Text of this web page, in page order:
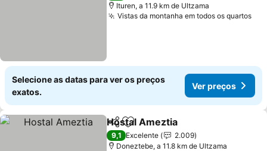
Ituren, a 11.9 km de Ultzama
Vistas da montanha em todos os quartos
Selecione as datas para ver os preços
exatos.
Ver preços
PartilharAdicionar aos favoritos
Hostal Ameztia
9,1 Excelente
2.009
Doneztebe, a 11.8 km de Ultzama